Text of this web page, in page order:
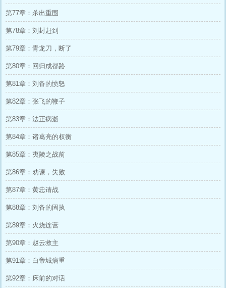
第77章：杀出重围
第78章：刘封赶到
第79章：青龙刀，断了
第80章：回归成都路
第81章：刘备的愤怒
第82章：张飞的鞭子
第83章：法正病逝
第84章：诸葛亮的权衡
第85章：夷陵之战前
第86章：劝谏，失败
第87章：黄忠请战
第88章：刘备的固执
第89章：火烧连营
第90章：赵云救主
第91章：白帝城病重
第92章：床前的对话